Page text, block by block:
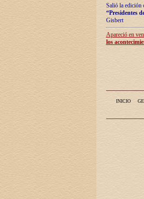
Salió la edición
“Presidentes
Gisbert
Apareció en
los
INICIO